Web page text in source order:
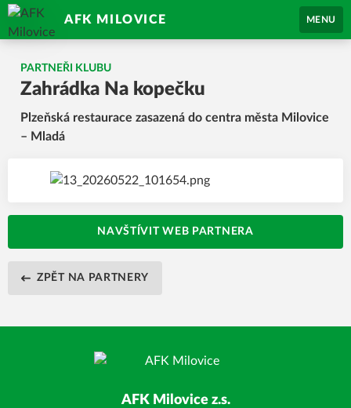
AFK MILOVICE MENU
PARTNEŘI KLUBU
Zahrádka Na kopečku
Plzeňská restaurace zasazená do centra města Milovice
– Mladá
NAVŠTÍVIT WEB PARTNERA
ZPĚT NA PARTNERY
AFK Milovice z.s.